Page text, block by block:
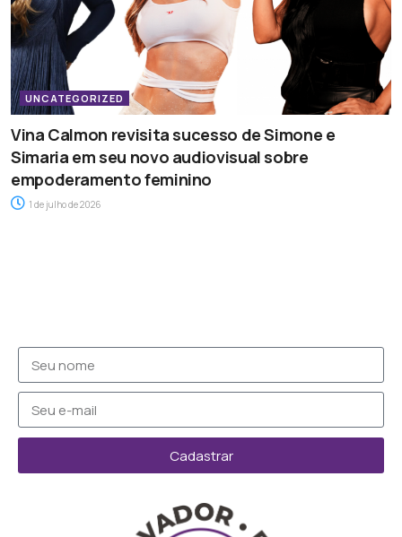
UNCATEGORIZED
Vina Calmon revisita sucesso de Simone e
Simaria em seu novo audiovisual sobre
empoderamento feminino
1 de julho de 2026
Cadastrar